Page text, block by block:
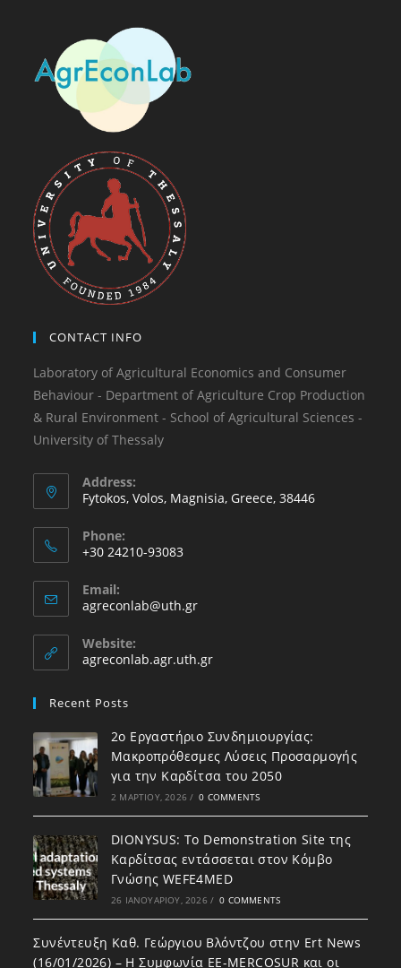
CONTACT INFO
Laboratory of Agricultural Economics and Consumer
Behaviour - Department of Agriculture Crop Production
& Rural Environment - School of Agricultural Sciences -
University of Thessaly
Address:
Fytokos, Volos, Magnisia, Greece, 38446
Phone:
+30 24210-93083
Email:
agreconlab@uth.gr
Website:
agreconlab.agr.uth.gr
Recent Posts
2ο Εργαστήριο Συνδημιουργίας:
Μακροπρόθεσμες Λύσεις Προσαρμογής
για την Καρδίτσα του 2050
2 ΜΑΡΤΊΟΥ, 2026 / 0 COMMENTS
DIONYSUS: To Demonstration Site της
Καρδίτσας εντάσσεται στον Κόμβο
Γνώσης WEFE4MED
26 ΙΑΝΟΥΑΡΊΟΥ, 2026 / 0 COMMENTS
Συνέντευξη Καθ. Γεώργιου Βλόντζου στην Ert News
(16/01/2026) – Η Συμφωνία ΕΕ-MERCOSUR και οι